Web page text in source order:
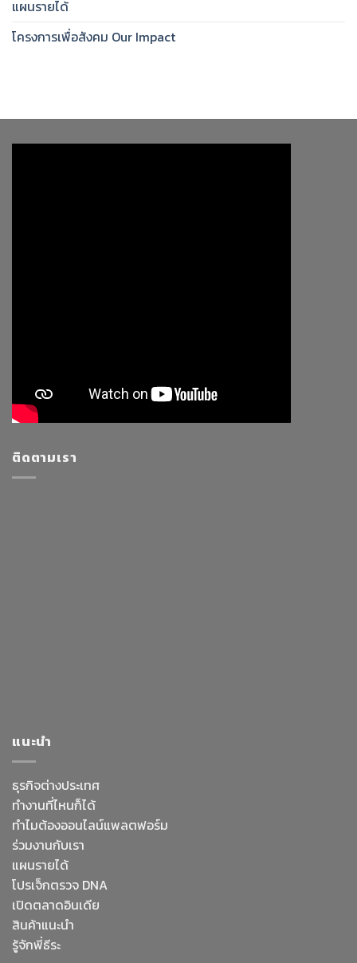
แผนรายได้
โครงการเพื่อสังคม Our Impact
ติดตามเรา
แนะนำ
ธุรกิจต่างประเทศ
ทำงานที่ไหนก็ได้
ทำไมต้องออนไลน์แพลตฟอร์ม
ร่วมงานกับเรา
แผนรายได้
โปรเจ็กตรวจ DNA
เปิดตลาดอินเดีย
สินค้าแนะนำ
รู้จักพี่ธีระ